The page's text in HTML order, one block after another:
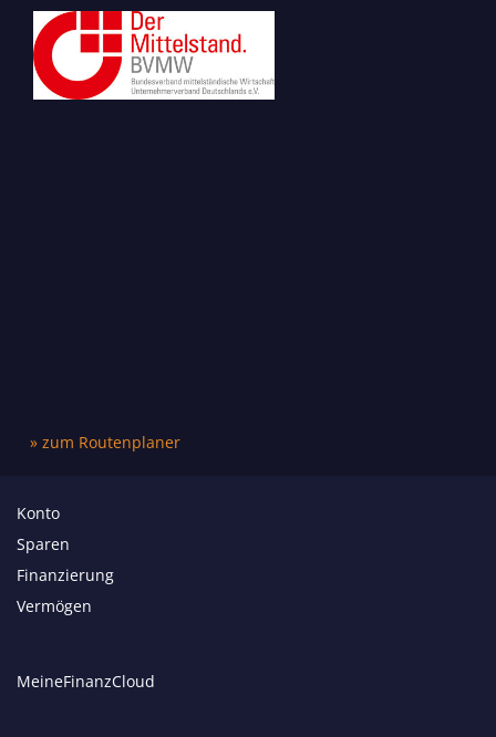
» zum Routenplaner
Konto
Sparen
Finanzierung
Vermögen
MeineFinanzCloud